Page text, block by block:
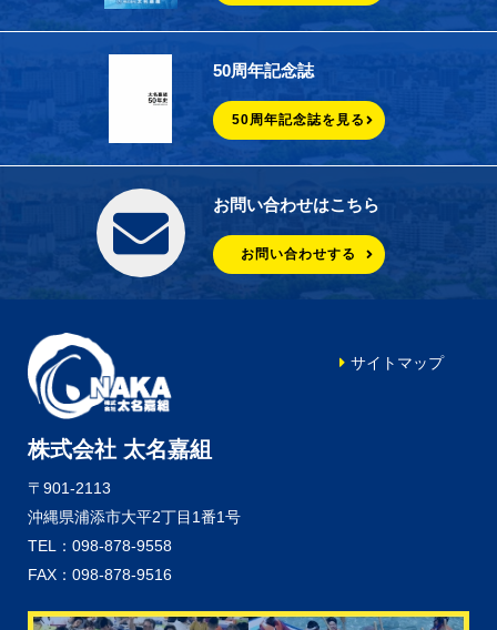
50周年記念誌
50周年記念誌を見る
お問い合わせはこちら
お問い合わせする
株式会社 太名嘉組
〒901-2113
沖縄県浦添市大平2丁目1番1号
TEL：098-878-9558
FAX：098-878-9516
サイトマップ